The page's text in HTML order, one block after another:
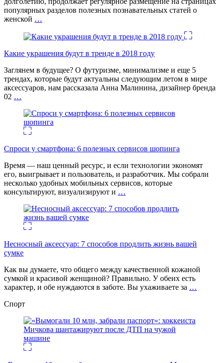
популярных разделов полезных познавательных статей о
женской …
Какие украшения будут в тренде в 2018 году
Заглянем в будущее? О футуризме, минимализме и еще 5
трендах, которые будут актуальны следующим летом в мире
аксессуаров, нам рассказала Анна Малинина, дизайнер бренда
02 …
Спроси у смартфона: 6 полезных cервисов шопинга
Время — наш ценный ресурс, и если технологии экономят
его, выигрывает и пользователь, и разработчик. Мы собрали
несколько удобных мобильных сервисов, которые
консультируют, визуализируют и …
Несносный аксессуар: 7 способов продлить жизнь вашей
сумке
Как вы думаете, что общего между качественной кожаной
сумкой и красивой женщиной? Правильно. У обеих есть
характер, и обе нуждаются в заботе. Вы ухаживаете за …
Спорт